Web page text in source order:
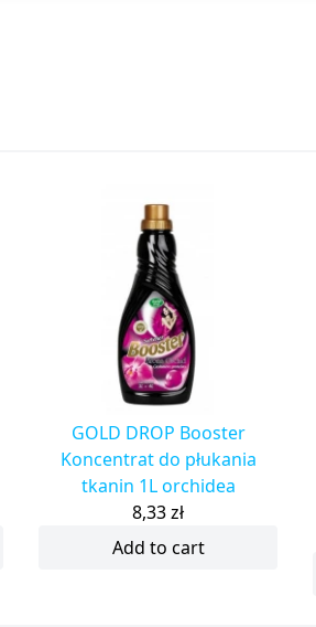
GOLD DROP Booster
Koncentrat do płukania
tkanin 1L orchidea
8,33zł
Add to cart